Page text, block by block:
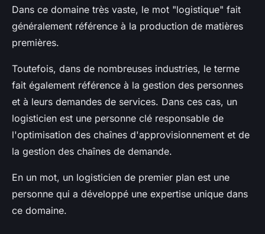
Dans ce domaine très vaste, le mot "logistique" fait
généralement référence à la production de matières
premières.
Toutefois, dans de nombreuses industries, le terme
fait également référence à la gestion des personnes
et à leurs demandes de services. Dans ces cas, un
logisticien est une personne clé responsable de
l'optimisation des chaînes d'approvisionnement et de
la gestion des chaînes de demande.
En un mot, un logisticien de premier plan est une
personne qui a développé une expertise unique dans
ce domaine.